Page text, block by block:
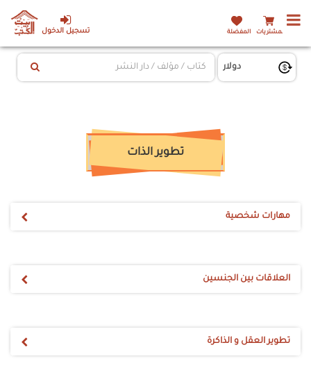
تسجيل الدخول المشتريات المفضلة
تطوير الذات
مهارات شخصية
العلاقات بين الجنسين
تطوير العقل و الذاكرة